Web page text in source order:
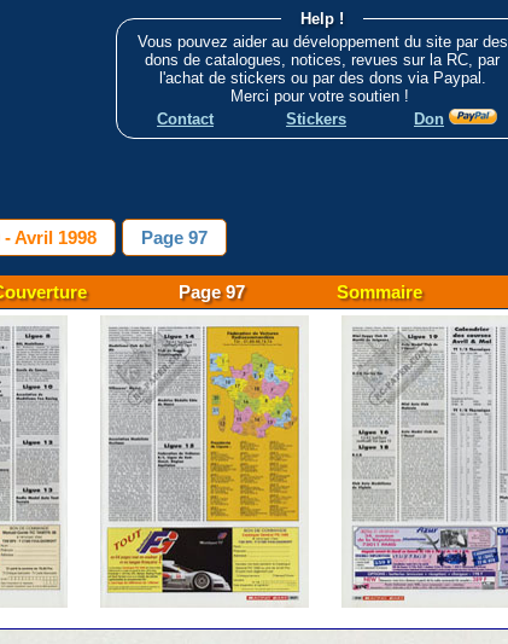
Help !
Vous pouvez aider au développement du site par des
dons de catalogues, notices, revues sur la RC, par
l'achat de stickers ou par des dons via Paypal.
Merci pour votre soutien !
Contact
Stickers Don
Avril 1998 Page 97
Page 97 Sommaire